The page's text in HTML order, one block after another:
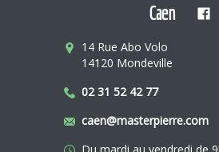
Caen
14 Rue Abo Volo
14120 Mondeville
02 31 52 42 77
caen@masterpierre.com
Du mardi au vendredi de